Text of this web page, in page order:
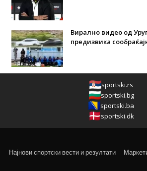
Вирално видео од
предизвика
sportski.rs
sportski.bg
sportski.ba
sportski.dk
Најнови спортски вести и резултати